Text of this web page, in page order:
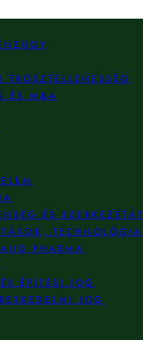
TRÖSZTELLENESSÉG
ÉS M&A
ÉS
PHARMA
ÉPÍTÉSI JOG
JOG